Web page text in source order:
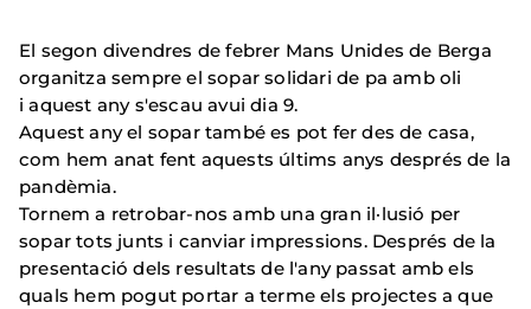
El segon divendres de febrer Mans Unides de Berga
organitza sempre el sopar solidari de pa amb oli
i aquest any s'escau avui dia 9.
Aquest any el sopar també es pot fer des de casa,
com hem anat fent aquests últims anys després de la
pandèmia.
Tornem a retrobar-nos amb una gran il·lusió per
sopar tots junts i canviar impressions. Després de la
presentació dels resultats de l'any passat amb els
quals hem pogut portar a terme els projectes a que